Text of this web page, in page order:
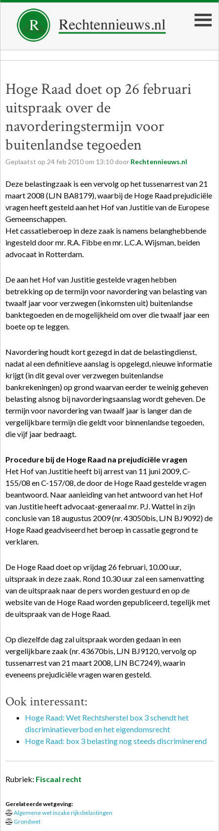
Hoge Raad doet op 26 februari
uitspraak over de
navorderingstermijn voor
buitenlandse tegoeden
Geplaatst op 24feb 2010 om 13:10 door Rechtennieuws.nl
Deze belastingzaak is een vervolg op het tussenarrest van 21
maart 2008 (LJN BA8179), waarbij de Hoge Raad prejudiciële
vragen heeft gesteld aan het Hof van Justitie van de Europese
Gemeenschappen.
Het cassatieberoep in deze zaak is namens belanghebbende
ingesteld door mr. R.A. Fibbe en mr. L.C.A. Wijsman, beiden
advocaat in Rotterdam.
De aan het Hof van Justitie gestelde vragen hebben
betrekking op de termijn voor navordering van belasting van
twaalf jaar voor verzwegen (inkomsten uit) buitenlandse
banktegoeden en de mogelijkheid om over die twaalf jaar een
boete op te leggen.
Navordering houdt kort gezegd in dat de belastingdienst,
nadat al een definitieve aanslag is opgelegd, nieuwe informatie
krijgt (in dit geval over verzwegen buitenlandse
bankrekeningen) op grond waarvan eerder te weinig geheven
belasting alsnog bij navorderingsaanslag wordt geheven. De
termijn voor navordering van twaalf jaar is langer dan de
vergelijkbare termijn die geldt voor binnenlandse tegoeden,
die vijf jaar bedraagt.
Procedure bij de Hoge Raad na prejudiciële vragen
Het Hof van Justitie heeft bij arrest van 11 juni 2009, C-
155/08 en C-157/08, de door de Hoge Raad gestelde vragen
beantwoord. Naar aanleiding van het antwoord van het Hof
van Justitie heeft advocaat-generaal mr. P.J. Wattel in zijn
conclusie van 18 augustus 2009 (nr. 43050bis, LJN BJ9092) de
Hoge Raad geadviseerd het beroep in cassatie gegrond te
verklaren.
De Hoge Raad doet op vrijdag 26 februari, 10.00 uur,
uitspraak in deze zaak. Rond 10.30 uur zal een samenvatting
van de uitspraak naar de pers worden gestuurd en op de
website van de Hoge Raad worden gepubliceerd, tegelijk met
de uitspraak van de Hoge Raad.
Op diezelfde dag zal uitspraak worden gedaan in een
vergelijkbare zaak (nr. 43670bis, LJN BJ9120, vervolg op
tussenarrest van 21 maart 2008, LJN BC7249), waarin
eveneens prejudiciële vragen waren gesteld.
Ook interessant:
Hoge Raad: Wet Rechtsherstel box 3 schendt het
discriminatieverbod en het eigendomsrecht
Hoge Raad: box 3 belasting nog steeds discriminerend
Rubriek: Fiscaal recht
Gerelateerde wetgeving:
Algemene wet inzake rijksbelastingen
Grondwet